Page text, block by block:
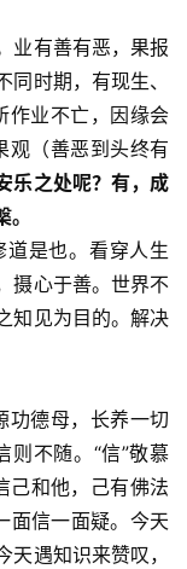
业有善有恶，果报
时期，有现生、
作业不亡，因缘会
观（善恶到头终有
乐之处呢？有，成
道是也。看穿人生
摄心于善。世界不
知见为目的。解决
功德母，长养一切
则不随。“信”敬慕
己和他，己有佛法
面信一面疑。今天
遇知识来赞叹，